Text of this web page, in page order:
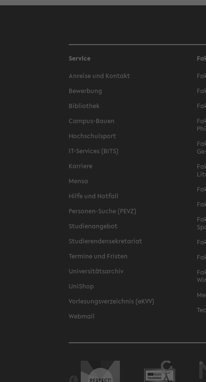
Service
Anreise und Kontakt
Bewerbung
Bibliothek
Campus-Bauen
Hochschulsport
IT-Services (BITS)
Karriere
Mensa
Hilfe und Notfall
Personen-Suche (PEVZ)
Studienangebot
Studierendensekretariat
Termine und Fristen
Universitätsarchiv
UniShop
Vorlesungsverzeichnis (eKVV)
Webmail